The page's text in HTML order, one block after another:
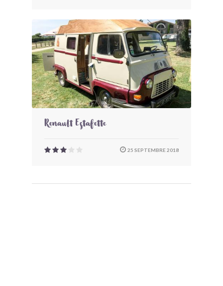
Renault Estafette
25 SEPTEMBRE 2018